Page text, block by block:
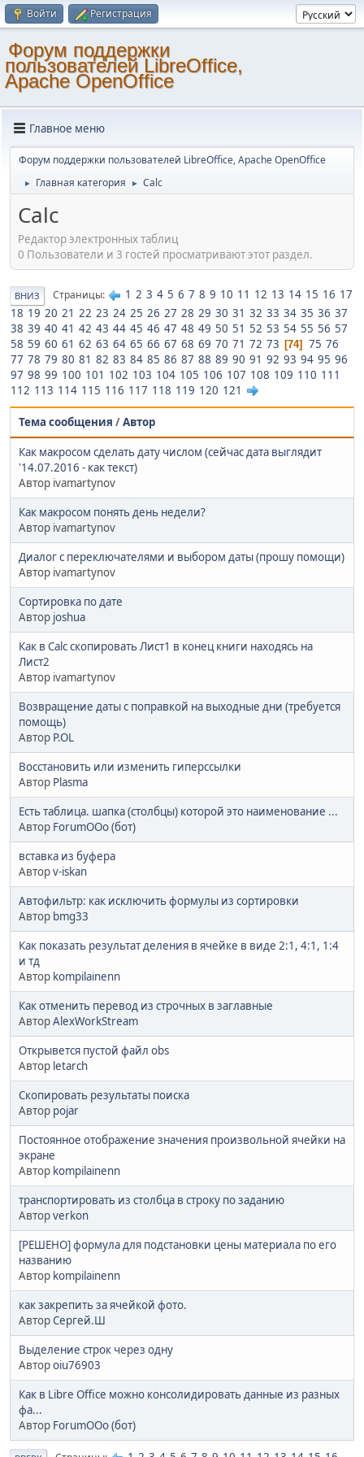
Войти Регистрация
Форум поддержки
пользователей LibreOffice,
Apache OpenOffice
Главное меню
Форум поддержки пользователей LibreOffice, Apache OpenOffice
► Главная категория ► Calc
Calc
Редактор электронных таблиц
0 Пользователи и 3 гостей просматривают этот раздел.
ВНИЗ Страницы 1 2 3 4 5 6 7 8 9 10 11 12 13 14 15 16 17
18 19 20 21 22 23 24 25 26 27 28 29 30 31 32 33 34 35 36 37
38 39 40 41 42 43 44 45 46 47 48 49 50 51 52 53 54 55 56 57
58 59 60 61 62 63 64 65 66 67 68 69 70 71 72 73 74 75 76
77 78 79 80 81 82 83 84 85 86 87 88 89 90 91 92 93 94 95 96
97 98 99 100 101 102 103 104 105 106 107 108 109 110 111
112 113 114 115 116 117 118 119 120 121
Тема сообщения /Автор
Как макросом сделать дату числом (сейчас дата выглядит
'14.07.2016 - как текст)
Автор ivamartynov
Как макросом понять день недели?
Автор ivamartynov
Диалог с переключателями и выбором даты (прошу помощи)
Автор ivamartynov
Сортировка по дате
Автор joshua
Как в Calc скопировать Лист1 в конец книги находясь на
Лист2
Автор ivamartynov
Возвращение даты с поправкой на выходные дни (требуется
помощь)
Автор P.OL
Восстановить или изменить гиперссылки
Автор Plasma
Есть таблица. шапка (столбцы) которой это наименование ...
Автор ForumOOo (бот)
вставка из буфера
Авторv-iskan
Автофильтр: как исключить формулы из сортировки
Автор bmg33
Как показать результат деления в ячейке в виде 2:1, 4:1, 1:4
и тд
Автор kompilainenn
Как отменить перевод из строчных в заглавные
АвторAlexWorkStream
Открывется пустой файл obs
Автор letarch
Скопировать результаты поиска
Автор pojar
Постоянное отображение значения произвольной ячейки на
экране
Автор kompilainenn
транспортировать из столбца в строку по заданию
Авторverkon
[РЕШЕНО] формула для подстановки цены материала по его
названию
Автор kompilainenn
как закрепить за ячейкой фото.
АвторСергей.Ш
Выделение строк через одну
Авторoiu76903
Как в Libre Office можно консолидировать данные из разных
фа...
Автор ForumOOo (бот)